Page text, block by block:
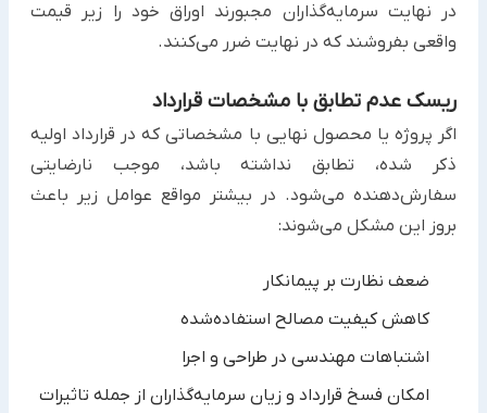
در نهایت سرمایه‌گذاران مجبورند اوراق خود را زیر قیمت
واقعی بفروشند که در نهایت ضرر می‌کنند.‏
ریسک عدم تطابق با مشخصات قرارداد
اگر پروژه یا محصول نهایی با مشخصاتی که در قرارداد اولیه
ذکر شده، تطابق نداشته باشد، موجب نارضایتی
سفارش‌دهنده ‏می‌شود. در بیشتر مواقع عوامل زیر باعث
بروز این مشکل می‌شوند:‏
ضعف نظارت بر پیمانکار
کاهش کیفیت مصالح استفاده‌شده
اشتباهات مهندسی در طراحی و اجرا
امکان فسخ قرارداد و زیان سرمایه‌گذاران از جمله تاثیرات